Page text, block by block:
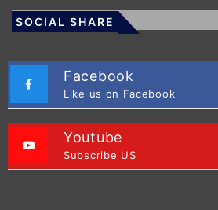
SOCIAL SHARE
Facebook
Like us on Facebook
Youtube
Subscribe US